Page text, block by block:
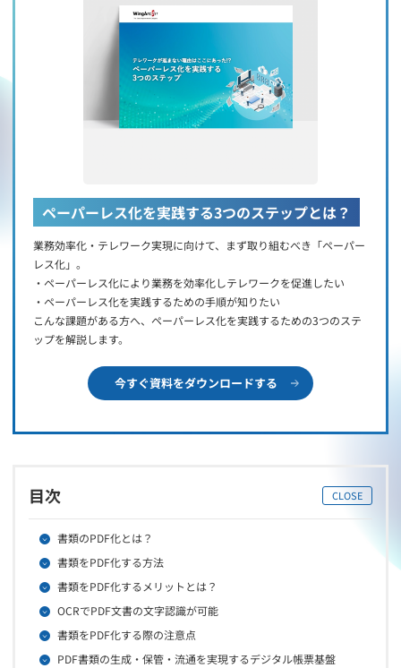
ペーパーレス化を実践する3つのステップとは？
業務効率化・テレワーク実現に向けて、まず取り組むべき「ペーパー
レス化」。
・ペーパーレス化により業務を効率化しテレワークを促進したい
・ペーパーレス化を実践するための手順が知りたい
こんな課題がある方へ、ペーパーレス化を実践するための3つのステ
ップを解説します。
今すぐ資料をダウンロードする
目次 CLOSE
書類のPDF化とは？
書類をPDF化する方法
書類をPDF化するメリットとは？
OCRでPDF文書の文字認識が可能
書類をPDF化する際の注意点
PDF書類の生成・保管・流通を実現するデジタル帳票基盤